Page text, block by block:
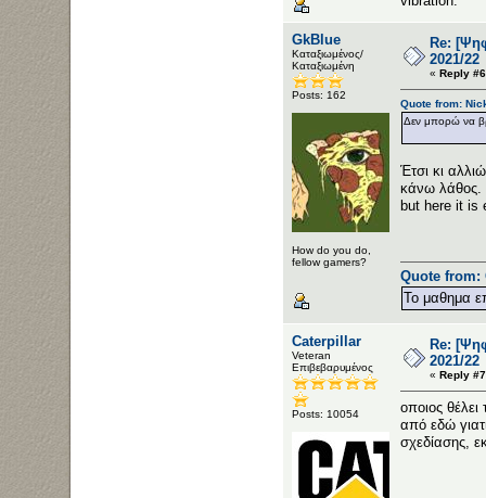
GkBlue
Καταξιωμένος/
Καταξιωμένη
Posts: 162
How do you do,
fellow gamers?
Re:
2021/22
« Reply
Quote from:
Δεν μπορώ να
Έτσι κι
κάνω λάθος.
but here it is
Quote from:
Το μαθημα
Caterpillar
Veteran
Επιβεβαρυμένος
Posts: 10054
Re:
2021/22
« Reply
οποιος
από εδώ
σχεδίασης,